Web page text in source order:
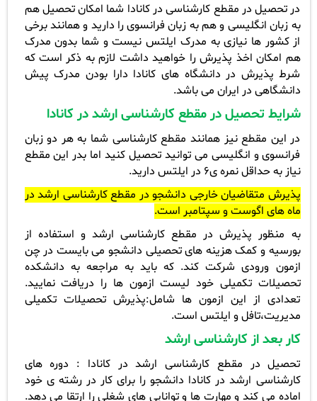
در تحصیل در مقطع کارشناسی در کانادا شما امکان تحصیل هم
به زبان انگلیسی و هم به زبان فرانسوی را دارید و همانند برخی
از کشور ها نیازی به مدرک ایلتس نیست و شما بدون مدرک
هم امکان اخذ پذیرش را خواهید داشت لازم به ذکر است که
شرط پذیرش در دانشگاه های کانادا دارا بودن مدرک پیش
دانشگاهی در ایران می باشد.
شرایط تحصیل در مقطع کارشناسی ارشد در کانادا
در این مقطع نیز همانند مقطع کارشناسی شما به هر دو زبان
فرانسوی و انگلیسی می توانید تحصیل کنید اما بدر این مقطع
نیاز به حداقل نمره ی6 در ایلتس دارید.
پذیرش متقاضیان خارجی دانشجو در مقطع کارشناسی ارشد در
ماه های اگوست و سپتامبر است.
به منظور پذیرش در مقطع کارشناسی ارشد و استفاده از
بورسیه و کمک هزینه های تحصیلی دانشجو می بایست در چن
ازمون ورودی شرکت کند. که باید به مراجعه به دانشکده
تحصیلات تکمیلی خود لیست ازمون ها را دریافت نمایید.
تعدادی از این ازمون ها شامل:پذیرش تحصیلات تکمیلی
مدیریت،تافل و ایلتس است.
کار بعد از کارشناسی ارشد
تحصیل در مقطع کارشناسی ارشد در کانادا : دوره های
کارشناسی ارشد در کانادا دانشجو را برای کار در رشته ی خود
اماده می کند و مهارت ها و توانایی های شغلی را ارتقا می دهد.